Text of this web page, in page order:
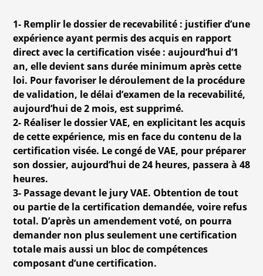
1- Remplir le dossier de recevabilité : justifier d’une
expérience ayant permis des acquis en rapport
direct avec la certification visée : aujourd’hui d’1
an, elle devient sans durée minimum après cette
loi. Pour favoriser le déroulement de la procédure
de validation, le délai d’examen de la recevabilité,
aujourd’hui de 2 mois, est supprimé.
2- Réaliser le dossier VAE, en explicitant les acquis
de cette expérience, mis en face du contenu de la
certification visée. Le congé de VAE, pour préparer
son dossier, aujourd’hui de 24 heures, passera à 48
heures.
3- Passage devant le jury VAE. Obtention de tout
ou partie de la certification demandée, voire refus
total. D’après un amendement voté, on pourra
demander non plus seulement une certification
totale mais aussi un bloc de compétences
composant d’une certification.